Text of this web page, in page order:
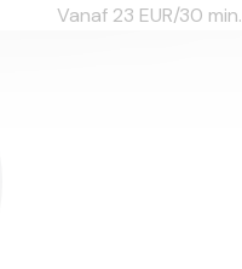
Vanaf 23 EUR/30 min.